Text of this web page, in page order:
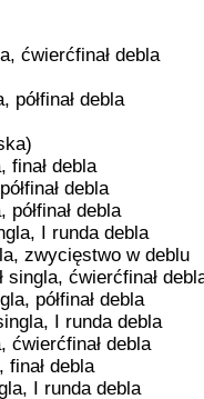
ćwierćfinał debla
półfinał debla
finał debla
debla
debla
I runda debla
zwycięstwo w deblu
ćwierćfinał
półfinał debla
I runda debla
ćwierćfinał debla
finał debla
I runda debla